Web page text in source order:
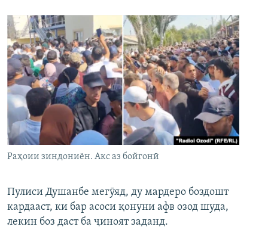
Раҳоии зиндониён. Акс аз бойгонӣ
Пулиси Душанбе мегӯяд, ду мардеро боздошт
кардааст, ки бар асоси қонуни афв озод шуда,
лекин боз даст ба ҷиноят заданд.